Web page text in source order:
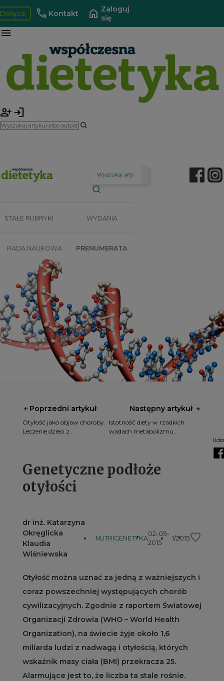
call Kontakt home Zaloguj
się
menu
person_add login
STAŁE RUBRYKI WYDANIA
RADA NAUKOWA PRENUMERATA
SZKOLENIA
Poprzedni artykuł
Otyłość jako objaw choroby.
Leczenie dzieci z...
Następny artykuł
Istotność diety w rzadkich
wadach metabolizmu...
Genetyczne podłoże
otyłości
dr inż. Katarzyna
Okręglicka
Klaudia
Wiśniewska
NUTRIGENETYKA
02-09-
2015
1/2015favorite
Otyłość można uznać za jedną z ważniejszych i
coraz powszechniej występujących chorób
cywilizacyjnych. Zgodnie z raportem Światowej
Organizacji Zdrowia (WHO – World Health
Organization), na świecie żyje około 1,6
miliarda ludzi z nadwagą i otyłością, których
wskaźnik masy ciała (BMI) przekracza 25.
Alarmujące jest to, że liczba ta stale rośnie.